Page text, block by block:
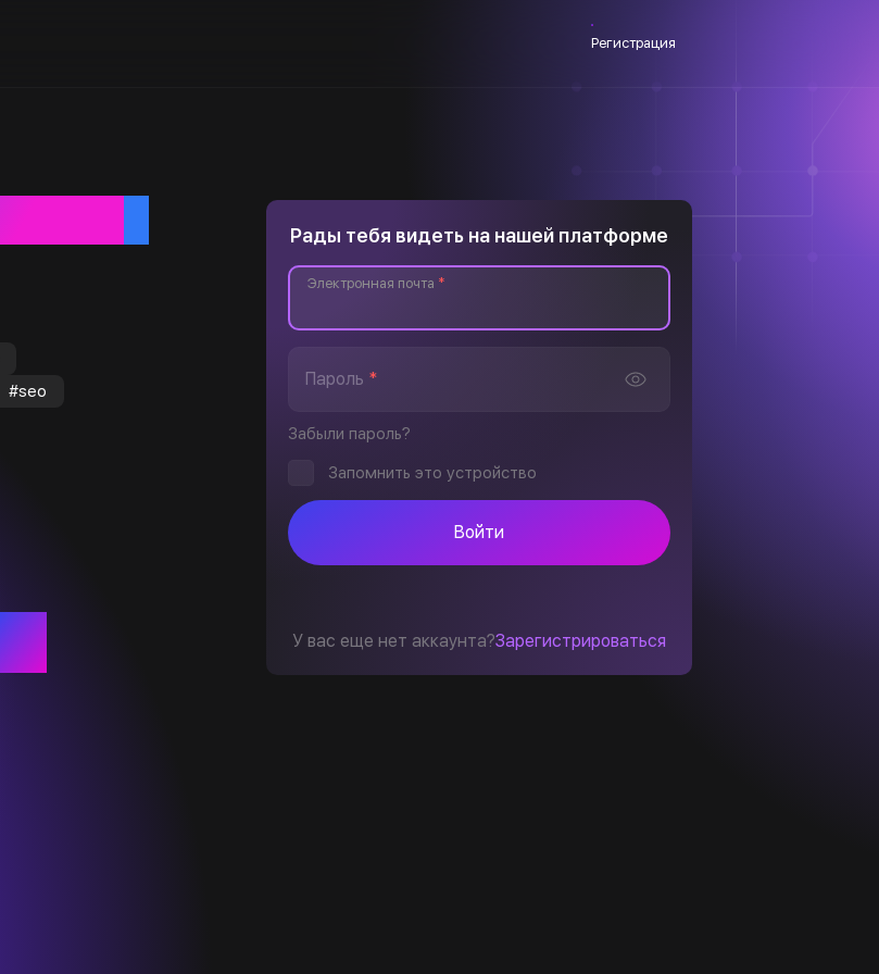
Регистрация
#seo
Рады тебя видеть на нашей платформе
Электронная почта *
Пароль *
Забыли пароль?
Запомнить это устройство
Войти
У вас еще нет аккаунта?Зарегистрироваться